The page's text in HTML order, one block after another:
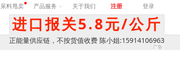
呆料甩卖 产品服务 关于我们 注册 登录
进口报关5.8元/公斤
正能量供应链，不按货值收费 陈小姐:15914106963